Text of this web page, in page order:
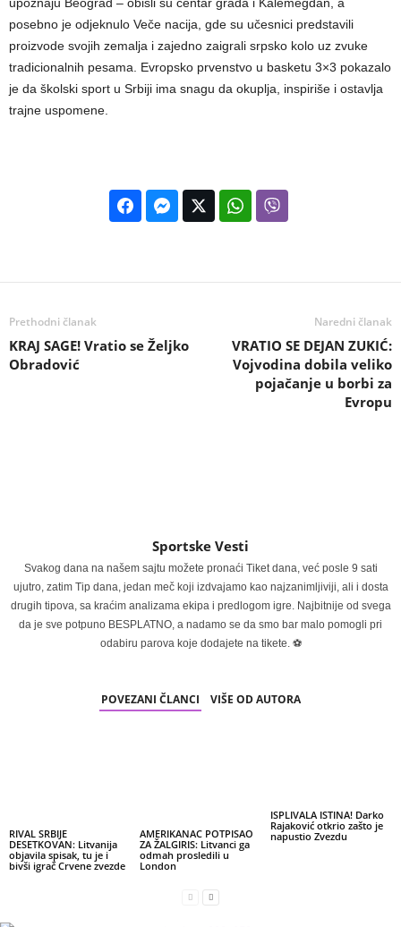
posebno je odjeknulo Veče nacija, gde su učesnici predstavili
proizvode svojih zemalja i zajedno zaigrali srpsko kolo uz zvuke
tradicionalnih pesama. Evropsko prvenstvo u basketu 3×3 pokazalo
je da školski sport u Srbiji ima snagu da okuplja, inspiriše i ostavlja
trajne uspomene.
Prethodni članak
KRAJ SAGE! Vratio se Željko
Obradović
Naredni članak
VRATIO SE DEJAN ZUKIĆ:
Vojvodina dobila veliko
pojačanje u borbi za
Evropu
Sportske Vesti
Svakog dana na našem sajtu možete pronaći Tiket dana, već posle 9 sati
ujutro, zatim Tip dana, jedan meč koji izdvajamo kao najzanimljiviji, ali i dosta
drugih tipova, sa kraćim analizama ekipa i predlogom igre. Najbitnije od svega
da je sve potpuno BESPLATNO, a nadamo se da smo bar malo pomogli pri
odabiru parova koje dodajete na tikete. ⚽
POVEZANI ČLANCI VIŠE OD AUTORA
RIVAL SRBIJE
DESETKOVAN: Litvanija
objavila spisak, tu je i
bivši igrač Crvene zvezde
AMERIKANAC POTPISAO
ZA ŽALGIRIS: Litvanci ga
odmah prosledili u
London
ISPLIVALA ISTINA! Darko
Rajaković otkrio zašto je
napustio Zvezdu